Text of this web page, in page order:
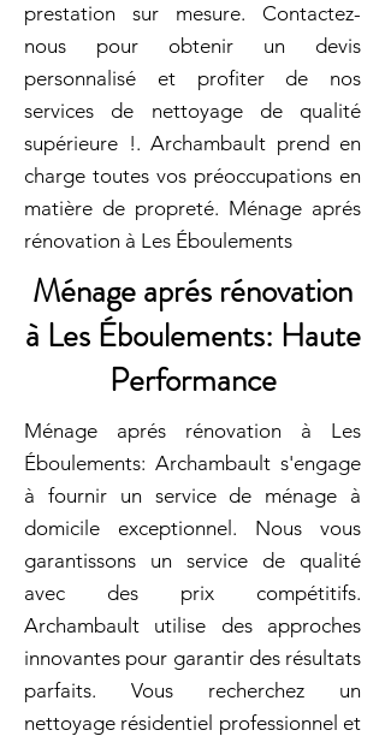
prestation sur mesure. Contactez-
nous pour obtenir un devis
personnalisé et profiter de nos
services de nettoyage de qualité
supérieure !. Archambault prend en
charge toutes vos préoccupations en
matière de propreté. Ménage aprés
rénovation à Les Éboulements
Ménage aprés rénovation
à Les Éboulements: Haute
Performance
Ménage aprés rénovation à Les
Éboulements: Archambault s'engage
à fournir un service de ménage à
domicile exceptionnel. Nous vous
garantissons un service de qualité
avec des prix compétitifs.
Archambault utilise des approches
innovantes pour garantir des résultats
parfaits. Vous recherchez un
nettoyage résidentiel professionnel et